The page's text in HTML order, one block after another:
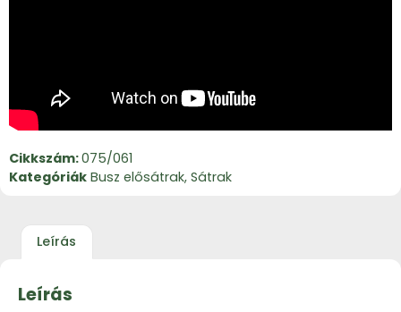
Cikkszám:075/061
Kategóriák Busz elősátrak, Sátrak
Leírás
Leírás